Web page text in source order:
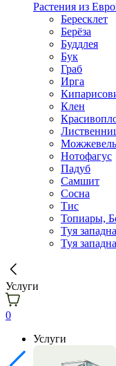
Растения из
Бересклет
Берёза
Буддлея
Бук
Граб
Ирга
Клен
Нотофагус
Падуб
Самшит
Сосна
Тис
Топиары,
Туя
Туя
Услуги
0
Услуги